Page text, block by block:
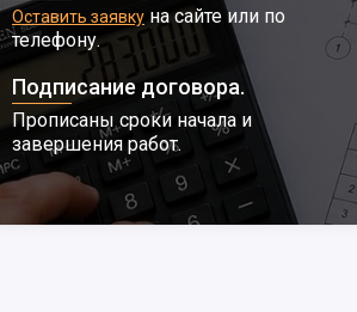
Оставить заявку на сайте или по
телефону.
Подписание договора.
Прописаны сроки начала и
завершения работ.